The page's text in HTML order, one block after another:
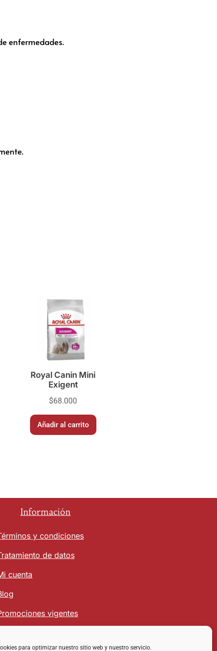
para optimizar nuestro sitio web y nuestro servicio.
enfermedades.
Royal Canin Mini
Exigent
$68.000
Añadir al carrito
Información
y condiciones
de datos
cuenta
vigentes